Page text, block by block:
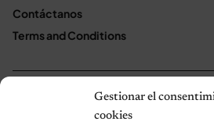
Gestionar el
cookies
Contáctanos
Terms and Conditions
© 2026 Notas de
Política de